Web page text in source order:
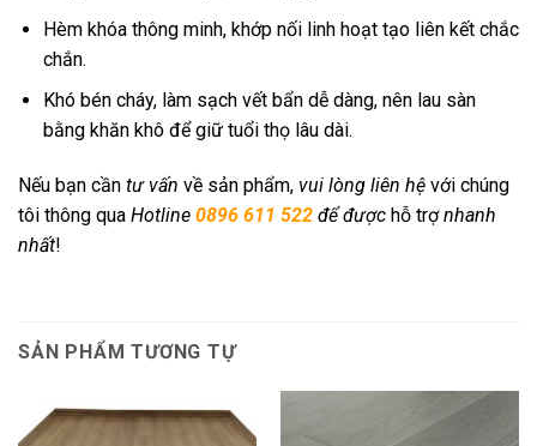
Hèm khóa thông minh, khớp nối linh hoạt tạo liên kết chắc
chắn.
Khó bén cháy, làm sạch vết bẩn dễ dàng, nên lau sàn
bằng khăn khô để giữ tuổi thọ lâu dài.
Nếu bạn cần tư vấn về sản phẩm, vui lòng liên hệ với chúng
tôi thông qua Hotline 0896 611 522 để được hỗ trợnhanh
nhất!
SẢN PHẨM TƯƠNG TỰ